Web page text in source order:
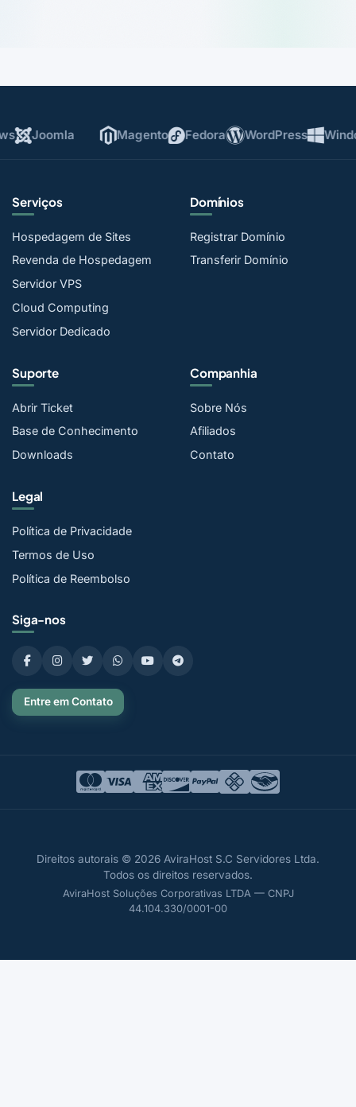
Joomla Magento Fedora WordPress
Serviços
Hospedagem de Sites
Revenda de Hospedagem
Servidor VPS
Cloud Computing
Servidor Dedicado
Domínios
Registrar Domínio
Transferir Domínio
Suporte
Abrir Ticket
Base de Conhecimento
Downloads
Companhia
Sobre Nós
Afiliados
Contato
Legal
Política de Privacidade
Termos de Uso
Política de Reembolso
Siga-nos
Entre em Contato
Direitos autorais © 2026 AviraHost S.C Servidores Ltda.
Todos os direitos reservados.
AviraHost Soluções Corporativas LTDA — CNPJ
44.104.330/0001-00